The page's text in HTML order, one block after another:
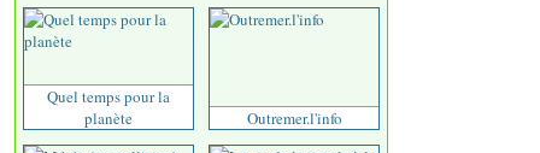
Quel temps pour la
planète
Outremer.l'info